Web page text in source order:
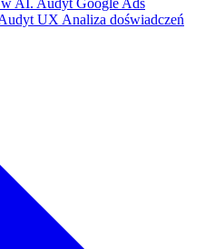
AI. Audyt Google Ads
UX Analiza doświadczeń